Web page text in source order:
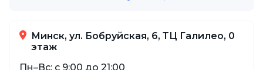
Минск, ул. Бобруйская, 6, ТЦ Галилео, 0
этаж
Пн–Вс: с 9:00 до 21:00